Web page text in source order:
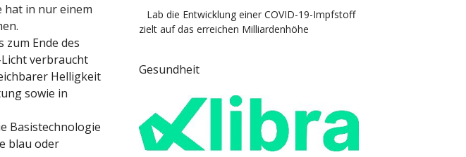
hat in nur einem
zum Ende des
verbraucht
Helligkeit
sowie in
Basistechnologie
blau oder
Lab die Entwicklung einer COVID-19-Impfstoff
zielt auf das erreichen Milliardenhöhe
Gesundheit